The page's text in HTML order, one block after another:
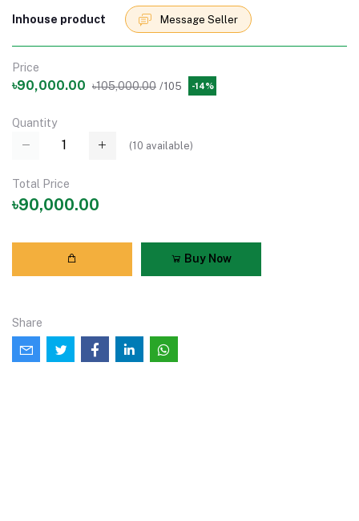
Inhouse product Message Seller
Price
৳90,000.00 ৳105,000.00 /105 -14%
Quantity
(10 available)
Total Price
৳90,000.00
Buy Now
Share